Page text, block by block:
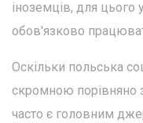
іноземців, для
обов'язково
Оскільки польська
скромною порівняно
часто є головним